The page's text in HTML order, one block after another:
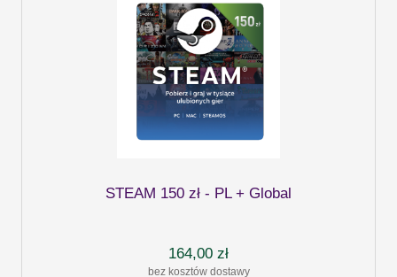
STEAM 150 zł - PL + Global
164,00 zł
bez kosztów dostawy